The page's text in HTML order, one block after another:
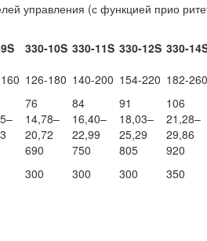
управления (с функцией прио
330-10S 330-11S 330-12S 330-
126-180 140-200 154-220 182-260
76 84 91 106
14,78–
20,72
16,40–
22,99
18,03–
25,29
21,28–
29,86
690 750 805 920
300 300 300 350